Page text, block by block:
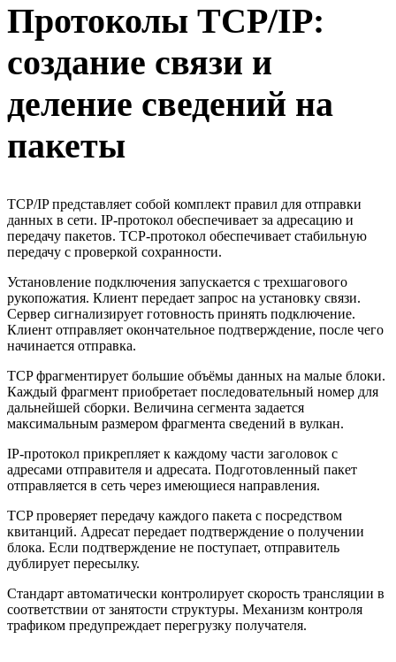
Протоколы TCP/IP:
создание связи и
деление сведений на
пакеты
TCP/IP представляет собой комплект правил для отправки
данных в сети. IP-протокол обеспечивает за адресацию и
передачу пакетов. TCP-протокол обеспечивает стабильную
передачу с проверкой сохранности.
Установление подключения запускается с трехшагового
рукопожатия. Клиент передает запрос на установку связи.
Сервер сигнализирует готовность принять подключение.
Клиент отправляет окончательное подтверждение, после чего
начинается отправка.
TCP фрагментирует большие объёмы данных на малые блоки.
Каждый фрагмент приобретает последовательный номер для
дальнейшей сборки. Величина сегмента задается
максимальным размером фрагмента сведений в вулкан.
IP-протокол прикрепляет к каждому части заголовок с
адресами отправителя и адресата. Подготовленный пакет
отправляется в сеть через имеющиеся направления.
TCP проверяет передачу каждого пакета с посредством
квитанций. Адресат передает подтверждение о получении
блока. Если подтверждение не поступает, отправитель
дублирует пересылку.
Стандарт автоматически контролирует скорость трансляции в
соответствии от занятости структуры. Механизм контроля
трафиком предупреждает перегрузку получателя.